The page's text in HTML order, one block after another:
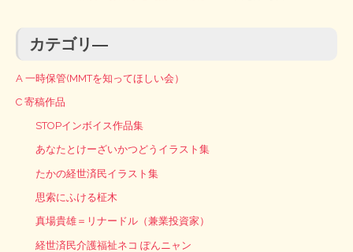
カテゴリ―
A 一時保管(MMTを知ってほしい会）
C 寄稿作品
STOPインボイス作品集
あなたとけーざいかつどうイラスト集
たかの経世済民イラスト集
思索にふける柾木
真場貴雄＝リナードル（兼業投資家）
経世済民介護福祉ネコ ぽんニャン